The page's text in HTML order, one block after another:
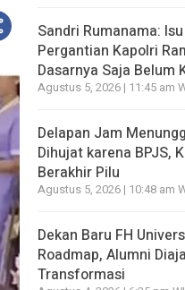
Sandri Rumanama:
Pergantian Kapolri
Dasarnya Saja Belum
Agustus 5, 2026 | 11:45 am
Delapan Jam
Dihujat karena BPJS,
Berakhir Pilu
Agustus 5, 2026 | 10:48 am
Dekan Baru FH
Roadmap, Alumni
Transformasi